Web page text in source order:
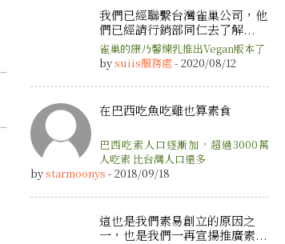
我們已經聯繫台灣雀巢公司，他
們已經請行銷部同仁去了解...
雀巢的康乃馨煉乳推出Vegan版本了
bysuiis服務處 - 2020/08/12
在巴西吃魚吃雞也算素食
巴西吃素人口逐漸加，超過3000萬
人吃素 比台灣人口還多
bystarmoonys - 2018/09/18
這也是我們素易創立的原因之
一，也是我們一再宣揚推廣素...